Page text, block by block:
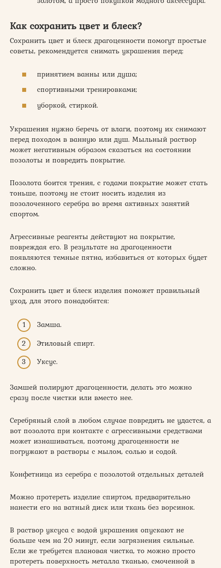
Как сохранить цвет и блеск?
Сохранить цвет и блеск драгоценности помогут простые
советы, рекомендуется снимать украшения перед:
принятием ванны или душа;
спортивными тренировками;
уборкой, стиркой.
Украшения нужно беречь от влаги, поэтому их снимают
перед походом в ванную или душ. Мыльный раствор
может негативным образом сказаться на состоянии
позолоты и повредить покрытие.
Позолота боится трения, с годами покрытие может стать
тоньше, поэтому не стоит носить изделия из
позолоченного серебра во время активных занятий
спортом.
Агрессивные реагенты действуют на покрытие,
повреждая его. В результате на драгоценности
появляются темные пятна, избавиться от которых будет
сложно.
Сохранить цвет и блеск изделия поможет правильный
уход, для этого понадобятся:
Замша.
Этиловый спирт.
Уксус.
Замшей полируют драгоценности, делать это можно
сразу после чистки или вместо нее.
Серебряный слой в любом случае повредить не удастся, а
вот позолота при контакте с агрессивными средствами
может изнашиваться, поэтому драгоценности не
погружают в растворы с мылом, солью и содой.
Конфетница из серебра с позолотой отдельных деталей
Можно протереть изделие спиртом, предварительно
нанести его на ватный диск или ткань без ворсинок.
В раствор уксуса с водой украшения опускают не
больше чем на 20 минут, если загрязнения сильные.
Если же требуется плановая чистка, то можно просто
протереть поверхность металла тканью, смоченной в